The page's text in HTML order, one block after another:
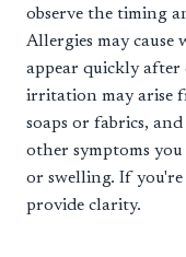
observe the timing
Allergies may cause
appear quickly
irritation may arise
soaps or fabrics,
other symptoms you
or swelling. If
provide clarity.